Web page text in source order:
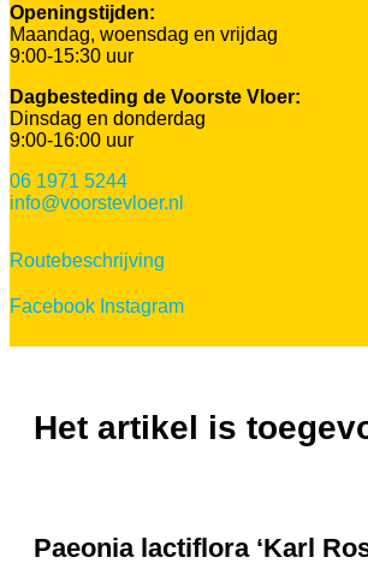
Openingstijden:
Maandag, woensdag en vrijdag
9:00-15:30 uur
Dagbesteding de Voorste Vloer:
Dinsdag en donderdag
9:00-16:00 uur
06 1971 5244
info@voorstevloer.nl
Routebeschrijving
Facebook Instagram
Het artikel is
Paeonia lactiflora ‘Karl